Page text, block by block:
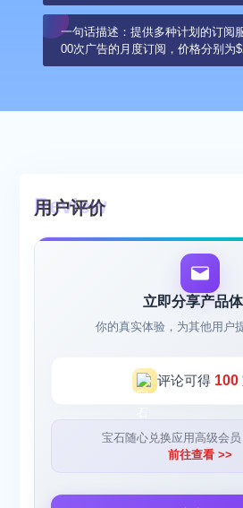
一句话描述：提供多种计划的订阅
00次广告的月度订阅，价格分别为
用户评价
立即分享产品
你的真实体验，为其他用户
评论可得 100
宝石随心兑换应用高级会
前往查看 >>